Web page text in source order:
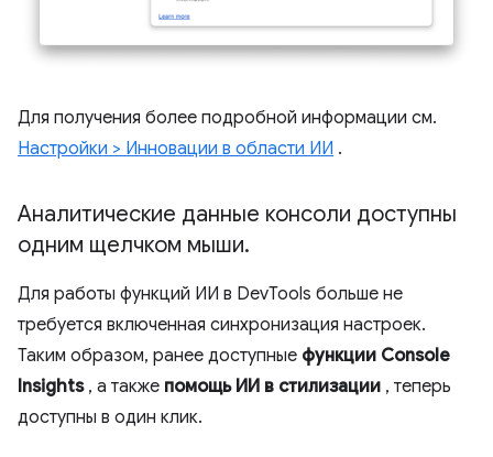
Для получения более подробной информации см.
Настройки > Инновации в области ИИ .
Аналитические данные консоли доступны
одним щелчком мыши.
Для работы функций ИИ в DevTools больше не
требуется включенная синхронизация настроек.
Таким образом, ранее доступные функции Console
Insights, а также помощь ИИ в стилизации , теперь
доступны в один клик.